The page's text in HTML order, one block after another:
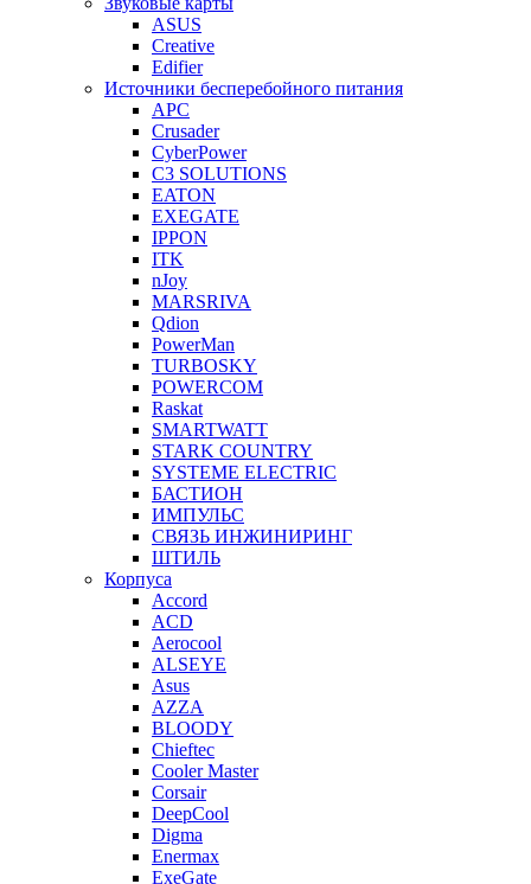
ASUS
Creative
Edifier
Источники бесперебойного питания
APC
Crusader
CyberPower
C3 SOLUTIONS
EATON
EXEGATE
IPPON
ITK
nJoy
MARSRIVA
Qdion
PowerMan
TURBOSKY
POWERCOM
Raskat
SMARTWATT
STARK COUNTRY
SYSTEME ELECTRIC
БАСТИОН
ИМПУЛЬС
СВЯЗЬ ИНЖИНИРИНГ
ШТИЛЬ
Корпуса
Accord
ACD
Aerocool
ALSEYE
Asus
AZZA
BLOODY
Chieftec
Cooler Master
Corsair
DeepCool
Digma
Enermax
ExeGate